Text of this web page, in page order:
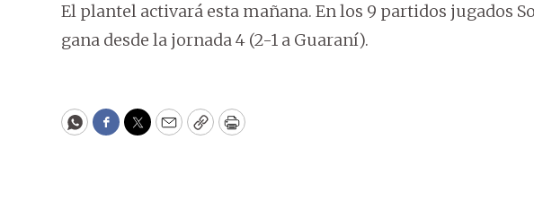
El plantel activará esta mañana. En los 9 partidos jugados
gana desde la jornada 4 (2-1 a Guaraní).
WhatsApp
Facebook
Twitter
EmailCopyPrint